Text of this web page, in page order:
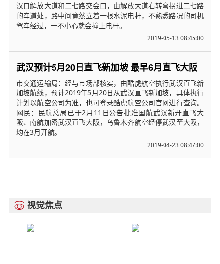
汉口解放大道和二七路交会口，由解放大道右转弯拐进二七路
的车道处，路中间竟然立着一根水泥电杆，不熟悉路况的司机
驾车经过，一不小心就会撞上电杆。
2019-05-13 08:45:00
武汉预计5月20日直飞新加坡 最早6月直飞大阪
市交通运输局：经与市场部核实，由酷虎航空执行武汉直飞新
加坡航线，预计2019年5月20日从武汉直飞新加坡，具体执行
计划以航空公司为准，也可登录酷虎航空公司官网进行查询。
网民：民航总局已于2月11日公告批准国航武汉新开直飞大
阪、南航加密武汉直飞大阪，乌鲁木齐航空经停武汉至大阪，
均在3月开航。
2019-04-23 08:47:00
 视觉焦点